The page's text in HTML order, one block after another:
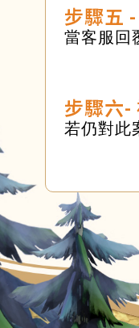
步驟五
當客服回
步驟六-
若仍對此